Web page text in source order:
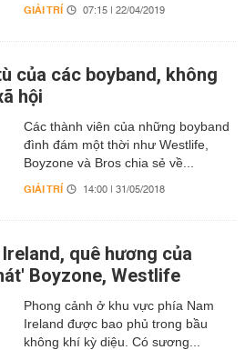
GIẢI TRÍ 07:15 | 22/04/2019
của các boyband, không
hội
Các thành viên của những boyband
đình đám một thời như Westlife,
Boyzone và Bros chia sẻ về...
GIẢI TRÍ 14:00 | 31/05/2018
quê hương của
Boyzone, Westlife
Phong cảnh ở khu vực phía Nam
Ireland được bao phủ trong bầu
không khí kỳ diệu. Có sương...